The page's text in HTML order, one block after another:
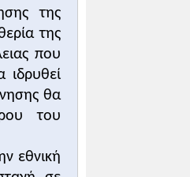
σ. 31.
από
νέου
της
της
που
ιδρυθεί
θα
του
εθνική